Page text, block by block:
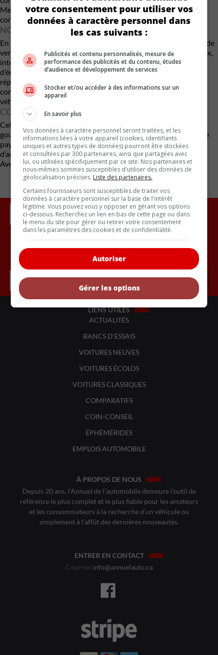
Mercedes recevra un crédit de 750 $ pour chaque véhicule
corrigé, racheté ou retiré du marché.
NOUVELLES OBLIGATIONS POUR MERCEDES
En plus de l’amende, l’accord impose à Mercedes, l’interdiction de
vendre ou louer des véhicules diesel avec ces dispositifs illégaux,
interdiction de déclarations trompeuses sur les performances
d’émissions et l’obligation de rapports réguliers sur l’état des
réparations et du programme. Mercedes doit maintenant être
complètement transparente sur les émissions réelles de ses
véhicules diesel.
CONTEXTE PLUS LARGE
Cette entente s’ajoute à un règlement antérieur avec le
gouvernement fédéral américain, où Mercedes avait accepté de
payer environ 2,2 milliards USD (≈ 2,9 M$ CA) pour solder
d’autres réclamations liées aux émissions diesel.
Avec des renseignements d’Automotive News
Inscrivez vous à l'infolettre.
LIENS UTILES
ACTUALITÉS
BANCS D'ESSAIS
VOITURES NEUVES
VOITURES ÉCOLOS
VOITURES CLASSIQUES
COMPARATIFS
COIN-CONSEIL
ÉPHÉMÉRIDES
EMPLOIS AUTOMOBILE
À PROPOS DE NOUS
Depuis 20 ans, l’Annuel de l’automobile demeure l’outil de
référence le plus complet et le plus fiable pour les amateurs
et les consommateurs à la recherche d’un véhicule ou
simplement à l’affût des dernières nouveautés.
ENTRER EN CONTACT
Courriel info@annuelauto.ca
votre consentement pour utiliser vos
données à caractère personnel dans
les cas suivants :
Publicités et contenu personnalisés, mesure de
performance des publicités et du contenu, études
d’audience et développement de services
Stocker et/ou accéder à des informations sur un
appareil
En savoir plus
Vos données à caractère personnel seront traitées, et les
informations liées à votre appareil (cookies, identifiants
uniques et autres types de données) pourront être stockées
et consultées par 300 partenaires, ainsi que partagées avec
lui, ou utilisées spécifiquement par ce site. Nos partenaires et
nous-mêmes sommes susceptibles d'utiliser des données de
géolocalisation précises. Liste des partenaires.
Certains fournisseurs sont susceptibles de traiter vos
données à caractère personnel sur la base de l'intérêt
légitime. Vous pouvez vous y opposer en gérant vos options
ci-dessous. Recherchez un lien en bas de cette page ou dans
le menu du site pour gérer ou retirer votre consentement
dans les paramètres des cookies et de confidentialité.
Autoriser
Gérer les options